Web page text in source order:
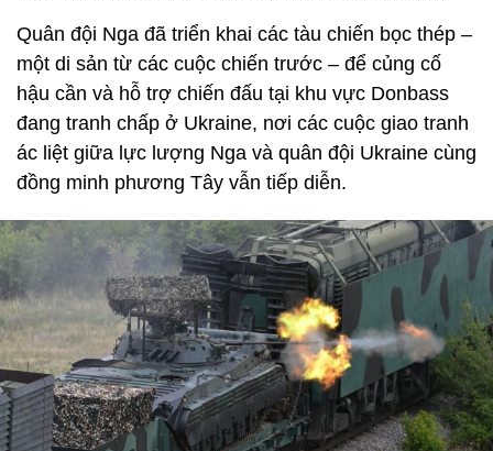
Quân đội Nga đã triển khai các tàu chiến bọc thép –
một di sản từ các cuộc chiến trước – để củng cố
hậu cần và hỗ trợ chiến đấu tại khu vực Donbass
đang tranh chấp ở Ukraine, nơi các cuộc giao tranh
ác liệt giữa lực lượng Nga và quân đội Ukraine cùng
đồng minh phương Tây vẫn tiếp diễn.